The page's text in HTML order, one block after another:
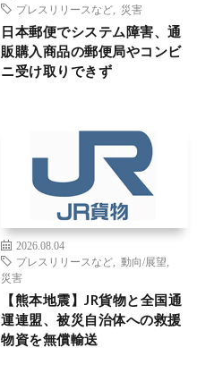
プレスリリースなど
災害
日本郵便でシステム障害、通
販購入商品の郵便局やコンビ
ニ受け取りできず
2026.08.04
プレスリリースなど
動向/展望
災害
【熊本地震】JR貨物と全国通
運連盟、被災自治体への救援
物資を無償輸送